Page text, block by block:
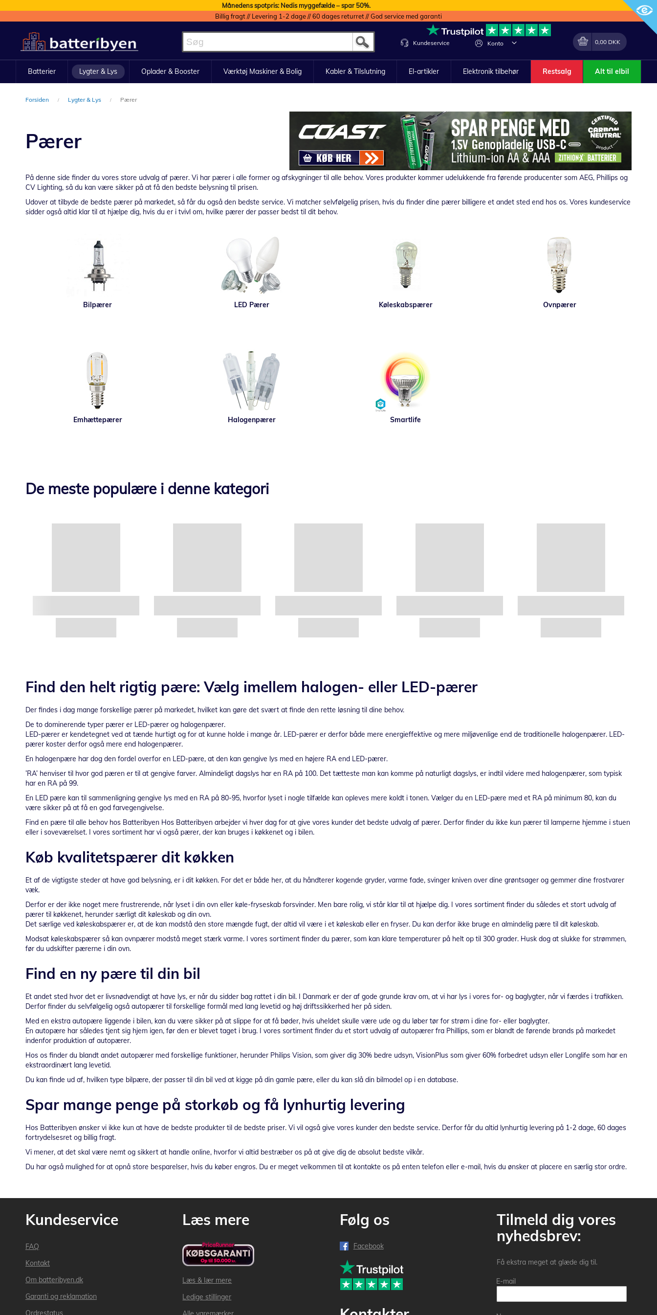
Månedens spotpris: Nedis myggefælde – spar 50%.
Billig fragt // Levering 1-2 dage // 60 dages returret // God service med garanti
to
Content
Konto
Lave
Min indkøbskurv
0,00 DKK
Kundeservice
Batterier Lygter & Lys Oplader & Booster Værktøj Maskiner & Bolig Kabler & Tilslutning El-artikler Elektronik tilbehør Restsalg Alt til elbil
Forsiden Lygter & Lys Pærer
Pærer
På denne side finder du vores store udvalg af pærer. Vi har pærer i alle former og afskygninger til alle behov. Vores produkter kommer udelukkende fra førende producenter som AEG, Phillips og
CV Lighting, så du kan være sikker på at få den bedste belysning til prisen.
Udover at tilbyde de bedste pærer på markedet, så får du også den bedste service. Vi matcher selvfølgelig prisen, hvis du finder dine pærer billigere et andet sted end hos os. Vores kundeservice
sidder også altid klar til at hjælpe dig, hvis du er i tvivl om, hvilke pærer der passer bedst til dit behov.
Bilpærer LED Pærer Køleskabspærer Ovnpærer
Emhættepærer Halogenpærer Smartlife
De meste populære i denne kategori
Find den helt rigtig pære: Vælg imellem halogen- eller LED-pærer
Der findes i dag mange forskellige pærer på markedet, hvilket kan gøre det svært at finde den rette løsning til dine behov.
De to dominerende typer pærer er LED-pærer og halogenpærer.
LED-pærer er kendetegnet ved at tænde hurtigt og for at kunne holde i mange år. LED-pærer er derfor både mere energieffektive og mere miljøvenlige end de traditionelle halogenpærer. LED-
pærer koster derfor også mere end halogenpærer.
En halogenpære har dog den fordel overfor en LED-pære, at den kan gengive lys med en højere RA end LED-pærer.
’RA’ henviser til hvor god pæren er til at gengive farver. Almindeligt dagslys har en RA på 100. Det tætteste man kan komme på naturligt dagslys, er indtil videre med halogenpærer, som typisk
har en RA på 99.
En LED pære kan til sammenligning gengive lys med en RA på 80-95, hvorfor lyset i nogle tilfælde kan opleves mere koldt i tonen. Vælger du en LED-pære med et RA på minimum 80, kan du
være sikker på at få en god farvegengivelse.
Find en pære til alle behov hos Batteribyen Hos Batteribyen arbejder vi hver dag for at give vores kunder det bedste udvalg af pærer. Derfor finder du ikke kun pærer til lamperne hjemme i stuen
eller i soveværelset. I vores sortiment har vi også pærer, der kan bruges i køkkenet og i bilen.
Køb kvalitetspærer dit køkken
Et af de vigtigste steder at have god belysning, er i dit køkken. For det er både her, at du håndterer kogende gryder, varme fade, svinger kniven over dine grøntsager og gemmer dine frostvarer
væk.
Derfor er der ikke noget mere frustrerende, når lyset i din ovn eller køle-fryseskab forsvinder. Men bare rolig, vi står klar til at hjælpe dig. I vores sortiment finder du således et stort udvalg af
pærer til køkkenet, herunder særligt dit køleskab og din ovn.
Det særlige ved køleskabspærer er, at de kan modstå den store mængde fugt, der altid vil være i et køleskab eller en fryser. Du kan derfor ikke bruge en almindelig pære til dit køleskab.
Modsat køleskabspærer så kan ovnpærer modstå meget stærk varme. I vores sortiment finder du pærer, som kan klare temperaturer på helt op til 300 grader. Husk dog at slukke for strømmen,
før du udskifter pærerne i din ovn.
Find en ny pære til din bil
Et andet sted hvor det er livsnødvendigt at have lys, er når du sidder bag rattet i din bil. I Danmark er der af gode grunde krav om, at vi har lys i vores for- og baglygter, når vi færdes i trafikken.
Derfor finder du selvfølgelig også autopærer til forskellige formål med lang levetid og høj driftssikkerhed her på siden.
Med en ekstra autopære liggende i bilen, kan du være sikker på at slippe for at få bøder, hvis uheldet skulle være ude og du løber tør for strøm i dine for- eller baglygter.
En autopære har således tjent sig hjem igen, før den er blevet taget i brug. I vores sortiment finder du et stort udvalg af autopærer fra Phillips, som er blandt de førende brands på markedet
indenfor produktion af autopærer.
Hos os finder du blandt andet autopærer med forskellige funktioner, herunder Philips Vision, som giver dig 30% bedre udsyn, VisionPlus som giver 60% forbedret udsyn eller Longlife som har en
ekstraordinært lang levetid.
Du kan finde ud af, hvilken type bilpære, der passer til din bil ved at kigge på din gamle pære, eller du kan slå din bilmodel op i en database.
Spar mange penge på storkøb og få lynhurtig levering
Hos Batteribyen ønsker vi ikke kun at have de bedste produkter til de bedste priser. Vi vil også give vores kunder den bedste service. Derfor får du altid lynhurtig levering på 1-2 dage, 60 dages
fortrydelsesret og billig fragt.
Vi mener, at det skal være nemt og sikkert at handle online, hvorfor vi altid bestræber os på at give dig de absolut bedste vilkår.
Du har også mulighed for at opnå store besparelser, hvis du køber engros. Du er meget velkommen til at kontakte os på enten telefon eller e-mail, hvis du ønsker at placere en særlig stor ordre.
Kundeservice
FAQ
Kontakt
Om batteribyen.dk
Garanti og reklamation
Ordrestatus
Læs mere
Læs & lær mere
Ledige stillinger
Følg os
Facebook
Tilmeld dig vores
nyhedsbrev:
Få ekstra meget at glæde dig til.
E-mail